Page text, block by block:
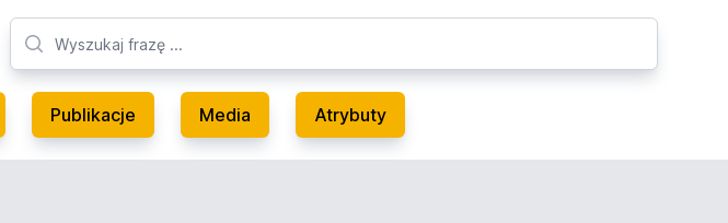
Publikacje Media Atrybuty